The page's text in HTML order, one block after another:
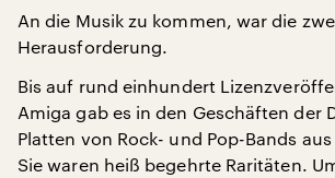
An die Musik zu kommen, war die
Herausforderung.
Bis auf rund einhundert
Amiga gab es in den Geschäften der
Platten von Rock- und Pop-Bands
Sie waren heiß begehrte Raritäten.